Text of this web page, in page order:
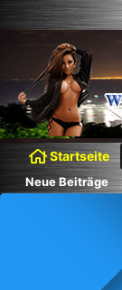
Startseite
Neue Beiträge